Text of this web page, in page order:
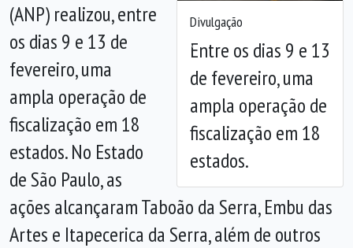
Divulgação
Entre os dias 9 e 13
de fevereiro, uma
ampla operação de
fiscalização em 18
estados.
Anterior
(ANP) realizou, entre
os dias 9 e 13 de
fevereiro, uma
ampla operação de
fiscalização em 18
estados. No Estado
de São Paulo, as
ações alcançaram Taboão da Serra, Embu das
Artes e Itapecerica da Serra, além de outros